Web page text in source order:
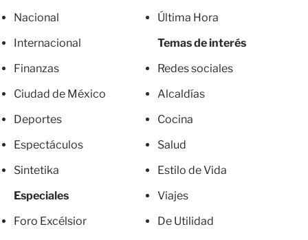
Nacional
Internacional
Finanzas
Ciudad de México
Deportes
Espectáculos
Sintetika
Especiales
Foro Excélsior
Última Hora
Temas de interés
Redes sociales
Alcaldías
Cocina
Salud
Estilo de Vida
Viajes
De Utilidad